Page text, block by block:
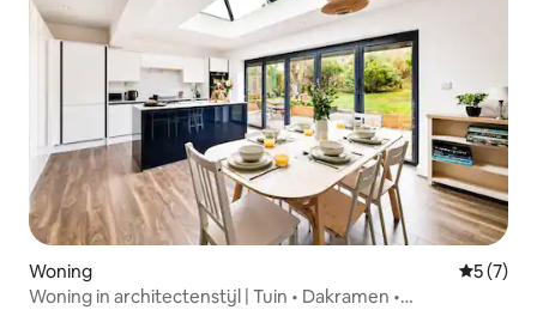
Woning
5 (7)
Woning in architectenstijl | Tuin • Dakramen •